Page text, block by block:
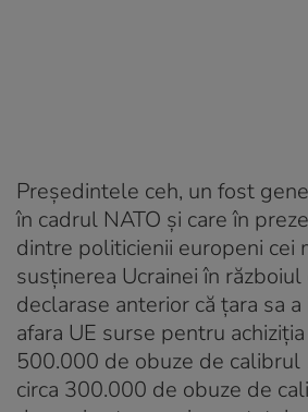
Preşedintele ceh, un fost
în cadrul NATO şi care în
dintre politicienii europeni cei
susţinerea Ucrainei în războiul
declarase anterior că ţara sa
afara UE surse pentru
500.000 de obuze de calibrul
circa 300.000 de obuze de